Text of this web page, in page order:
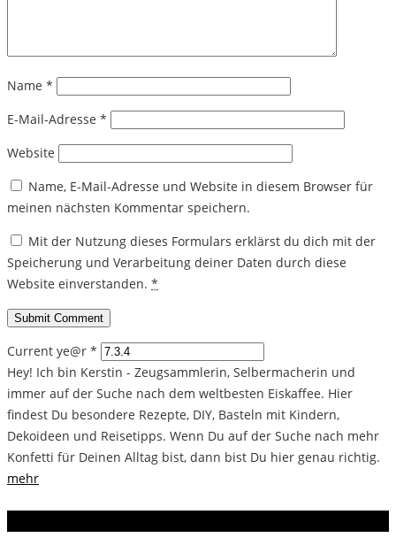
Name *
E-Mail-Adresse *
Website
Name, E-Mail-Adresse und Website in diesem Browser für
meinen nächsten Kommentar speichern.
Mit der Nutzung dieses Formulars erklärst du dich mit der
Speicherung und Verarbeitung deiner Daten durch diese
Website einverstanden. *
Current ye@r *
Hey! Ich bin Kerstin - Zeugsammlerin, Selbermacherin und
immer auf der Suche nach dem weltbesten Eiskaffee. Hier
findest Du besondere Rezepte, DIY, Basteln mit Kindern,
Dekoideen und Reisetipps. Wenn Du auf der Suche nach mehr
Konfetti für Deinen Alltag bist, dann bist Du hier genau richtig.
mehr